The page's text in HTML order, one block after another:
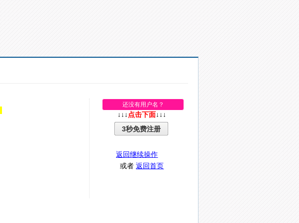
还没有用户名？
↓↓↓ 点击下面 ↓↓↓
3秒免费注册
返回继续操作
或者返回首页